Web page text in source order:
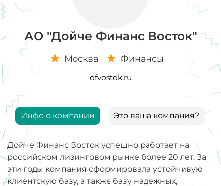
АО "Дойче Финанс Восток"
Москва Финансы
dfvostok.ru
Инфо о компании Это ваша компания?
Дойче Финанс Восток успешно работает на
российском лизинговом рынке более 20 лет. За
эти годы компания сформировала устойчивую
клиентскую базу, а также базу надежных,